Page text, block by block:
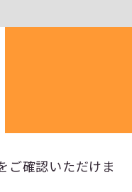
ご確認いただけま